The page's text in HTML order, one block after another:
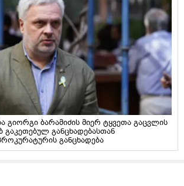
გიორგი ბარამიძის მიერ ტყვეთა გაცვლის
გაკეთებულ განცხადებასთან
განცხადება